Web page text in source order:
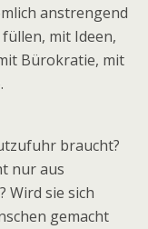
anstrengend
mit Ideen,
Bürokratie, mit
braucht?
nur aus
Wird sie sich
gemacht